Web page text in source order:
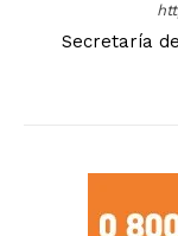
Secretaría